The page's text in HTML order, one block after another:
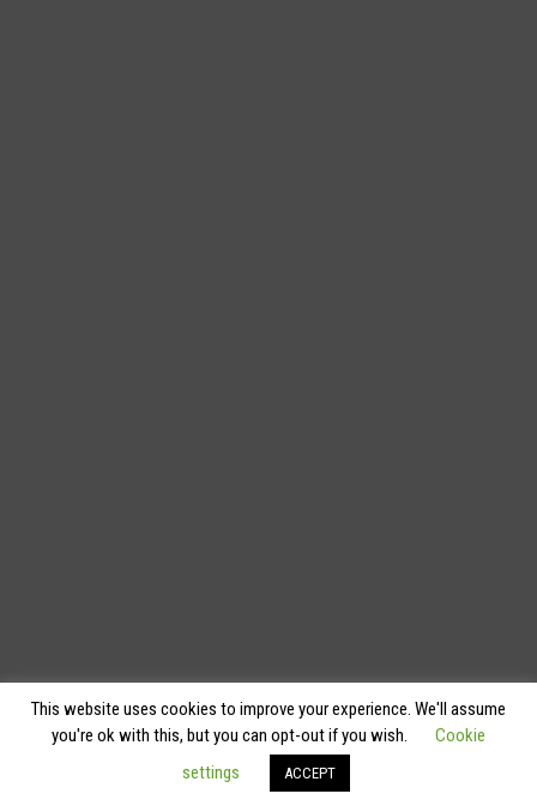
This website uses cookies to improve your experience. We'll assume
you're ok with this, but you can opt-out if you wish.
Cookie
settings
ACCEPT